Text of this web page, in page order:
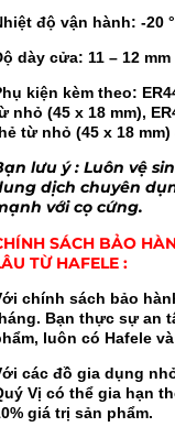
độ vận hành: -20
dày cửa: 11 – 12 mm
kiện kèm theo:
nhỏ (45 x 18 mm),
từ nhỏ (45 x 18
lưu ý : Luôn vệ
dịch chuyên
với cọ cứng.
SÁCH BẢO
TỪ HAFELE :
chính sách bảo
Bạn thực sự an
luôn có Hafele
các đồ gia dụng
Vị có thể gia hạn
giá trị sản phẩm.